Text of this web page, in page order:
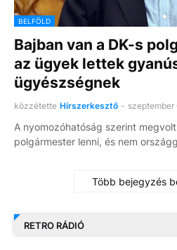
BELFÖLD
Bajban van a DK-s
az ügyek lettek
ügyészségnek
közzétette Hírszerkesztő - szeptember
A nyomozóhatóság szerint
polgármester lenni, és nem
Több bejegyzés
RETRO RÁDIÓ